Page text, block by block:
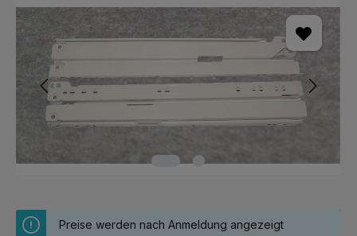
Preise werden nach Anmeldung angezeigt